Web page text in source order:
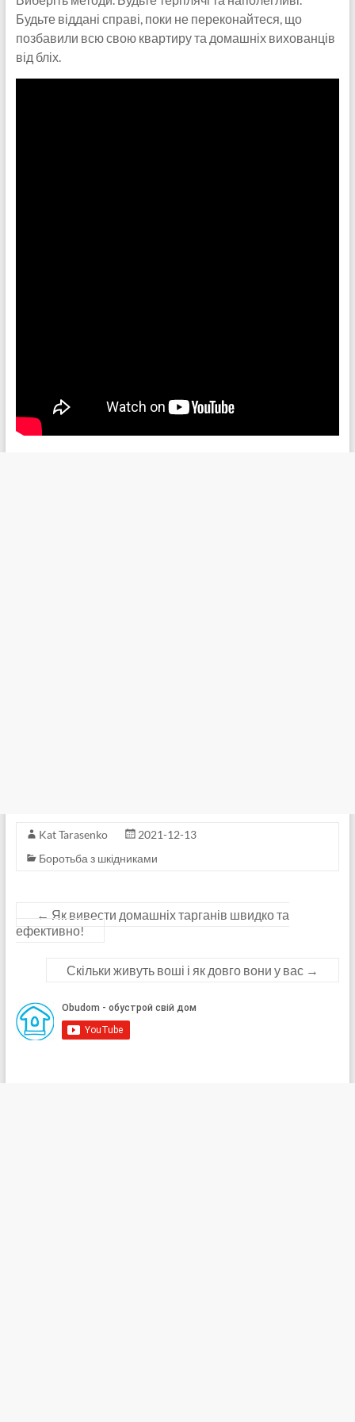
Будьте віддані справі, поки не переконайтеся, що
позбавили всю свою квартиру та домашніх вихованців
від бліх.
Kat Tarasenko
2021-12-13
Боротьба з шкідниками
← Як вивести домашніх тарганів швидко та
ефективно!
Скільки живуть воші і як довго вони у вас →